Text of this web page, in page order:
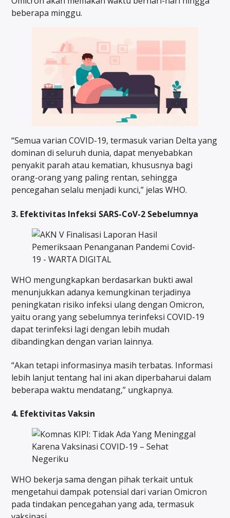
beberapa minggu.
“Semua varian COVID-19, termasuk varian Delta yang
dominan di seluruh dunia, dapat menyebabkan
penyakit parah atau kematian, khususnya bagi
orang-orang yang paling rentan, sehingga
pencegahan selalu menjadi kunci,” jelas WHO.
3. Efektivitas Infeksi SARS-CoV-2 Sebelumnya
WHO mengungkapkan berdasarkan bukti awal
menunjukkan adanya kemungkinan terjadinya
peningkatan risiko infeksi ulang dengan Omicron,
yaitu orang yang sebelumnya terinfeksi COVID-19
dapat terinfeksi lagi dengan lebih mudah
dibandingkan dengan varian lainnya.
“Akan tetapi informasinya masih terbatas. Informasi
lebih lanjut tentang hal ini akan diperbaharui dalam
beberapa waktu mendatang,” ungkapnya.
4. Efektivitas Vaksin
WHO bekerja sama dengan pihak terkait untuk
mengetahui dampak potensial dari varian Omicron
pada tindakan pencegahan yang ada, termasuk